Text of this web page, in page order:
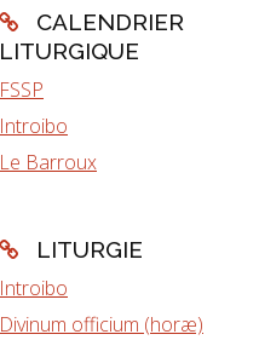
CALENDRIER
LITURGIQUE
FSSP
Introibo
Le Barroux
LITURGIE
Introibo
Divinum officium (horæ)